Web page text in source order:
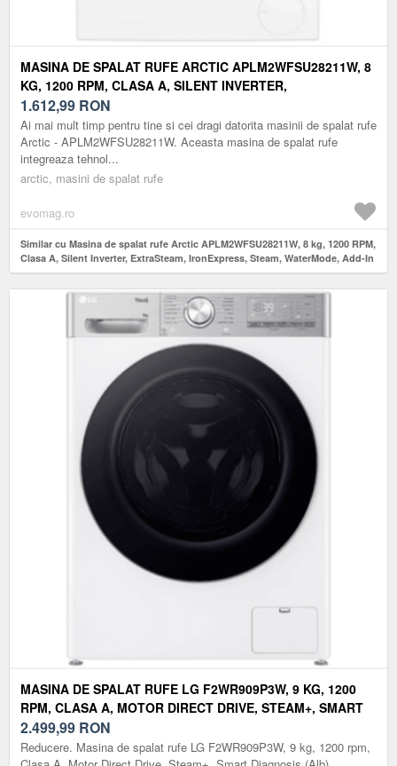
MASINA DE SPALAT RUFE ARCTIC APLM2WFSU28211W, 8
KG, 1200 RPM, CLASA A, SILENT INVERTER,
EXTRASTEAM, IRONEXPRESS, STEAM, WATERMODE, ADD-
IN (ALB)
1.612,99 RON
Ai mai mult timp pentru tine si cei dragi datorita masinii de spalat rufe
Arctic - APLM2WFSU28211W. Aceasta masina de spalat rufe
integreaza tehnol...
arctic, masini de spalat rufe
evomag.ro
Similar cu Masina de spalat rufe Arctic APLM2WFSU28211W, 8 kg, 1200 RPM,
Clasa A, Silent Inverter, ExtraSteam, IronExpress, Steam, WaterMode, Add-In
(Alb)
MASINA DE SPALAT RUFE LG F2WR909P3W, 9 KG, 1200
RPM, CLASA A, MOTOR DIRECT DRIVE, STEAM+, SMART
DIAGNOSIS (ALB)
2.499,99 RON
Reducere. Masina de spalat rufe LG F2WR909P3W, 9 kg, 1200 rpm,